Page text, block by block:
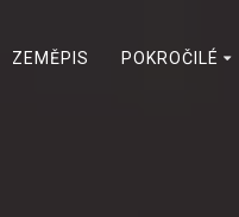
ZEMĚPIS POKROČILÉ